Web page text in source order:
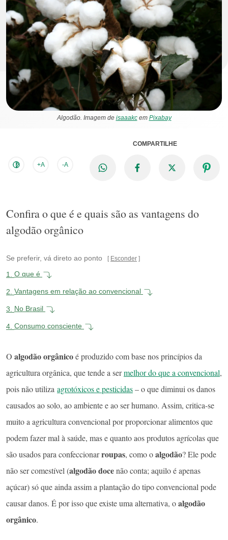
Algodão. Imagem de isaaakcem Pixabay
+A -A
COMPARTILHE
Confira o que é e quais são as vantagens do
algodão orgânico
Se preferir, vá direto ao ponto Esconder
1. O que é
2. Vantagens em relação ao convencional
3. No Brasil
4. Consumo consciente
O algodão orgânicoé produzido com base nos princípios da
agricultura orgânica, que tende a sermelhor do que a convencional,
pois não utiliza agrotóxicos e pesticidas– o que diminui os danos
causados ao solo, ao ambiente e ao ser humano. Assim, critica-se
muito a agricultura convencional por proporcionar alimentos que
podem fazer mal à saúde, mas e quanto aos produtos agrícolas que
são usados para confeccionarroupas, como oalgodão? Ele pode
não ser comestível (algodão docenão conta; aquilo é apenas
açúcar) só que ainda assim a plantação do tipo convencional pode
causar danos. É por isso que existe uma alternativa, oalgodão
orgânico.